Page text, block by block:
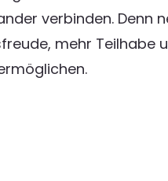
verbinden. Denn
mehr Teilhabe